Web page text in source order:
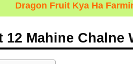
Dragon Fruit Kya Ha
12 Mahine Chalne